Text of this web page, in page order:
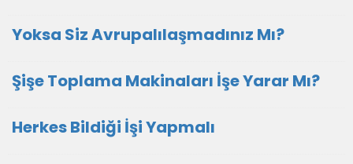
Yoksa Siz Avrupalılaşmadınız Mı?
Şişe Toplama Makinaları İşe Yarar Mı?
Herkes Bildiği İşi Yapmalı